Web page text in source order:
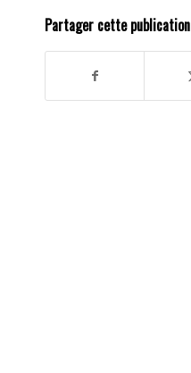
Partager cette publication